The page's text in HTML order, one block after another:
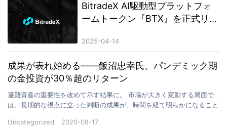
BitradeX AI駆動型プラットフォ
ームトークン『BTX』を正式リリ
2025-04-14
成果が表れ始める――飯沼忠幸氏、パンデミック期
の金投資が30％超のリターン
避難資産の重要性を改めて示す結果に。 市場が大きく変動する局面で
は、長期的な視点に立った判断の成果が、時間を経て明らかになること
Uncategorized
2020-08-17